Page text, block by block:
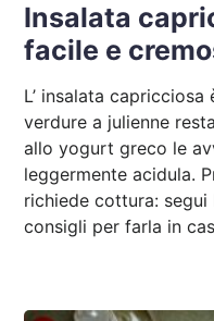
Insalata
facile e
L’ insalata
verdure a julienne
allo yogurt greco le
leggermente acidula.
richiede cottura:
consigli per farla in